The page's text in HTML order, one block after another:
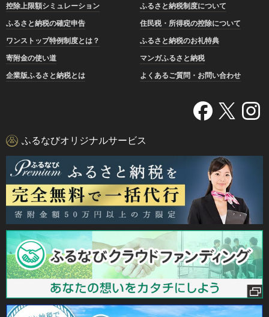
控除上限額シミュレーション
ふるさと納税制度について
ふるさと納税の確定申告
住民税・所得税の控除について
ワンストップ特例制度とは？
ふるさと納税のお礼特典
寄附金の使い道
マンガふるさと納税
企業版ふるさと納税とは
よくあるご質問・お問い合わせ
ふるなびオリジナルサービス